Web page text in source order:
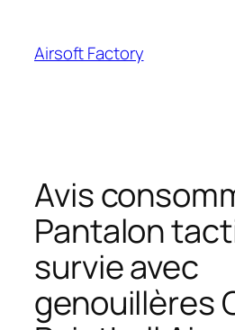
contenu
Airsoft Factory
Avis
Pantalon
survie avec
genouillères